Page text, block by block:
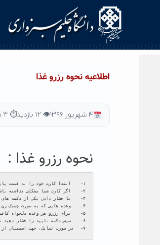
اطلاعیه نحوه رزرو غذا
۴ شهریور ۱۳۹۶ 👁 ۱۲ بازدید ⏱ ۳ دقیقه مطالعه
نحوه رزرو غذا :
۷-   در صورت تمایل، جهت اطمینان از صحت خرید های انجام شده مراحل ۱ و ۲ را تکرار نمایید.